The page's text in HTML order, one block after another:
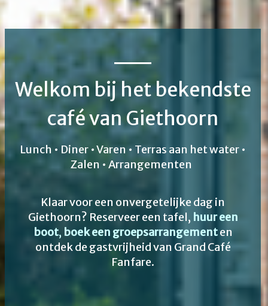
Welkom bij het bekendste
café van Giethoorn
Lunch • Diner • Varen • Terras aan het water •
Zalen • Arrangementen
Klaar voor een onvergetelijke dag in
Giethoorn? Reserveer een tafel, huur een
boot, boek een groepsarrangementen
ontdek de gastvrijheid van Grand Café
Fanfare.
Welkom bij het bekendste
café van Giethoorn
Lunch • Diner • Varen • Terras aan het water •
Zalen • Arrangementen
Klaar voor een onvergetelijke dag in
Giethoorn? Reserveer een tafel, huur een
boot, boek een groepsarrangementen
ontdek de gastvrijheid van Grand Café
Fanfare.
huur een
boot, boek een groepsarrangement
huur een
boot, boek een groepsarrangement
huur een
boot, boek een groepsarrangement
huur een
boot, boek een groepsarrangement
huur een
boot, boek een groepsarrangement